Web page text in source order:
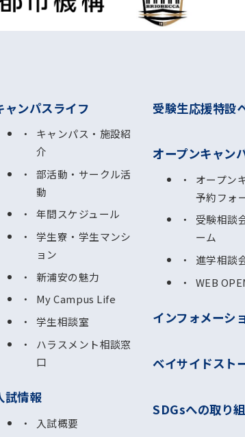
ャンパスライフ
キャンパス・施設紹
介
部活動・サークル活
動
年間スケジュール
学生寮・学生マンシ
ョン
新浦安の魅力
My Campus Life
学生相談室
ハラスメント相談窓
口
試情報
入試概要
受験生応援特設
オープンキャン
オープン
予約フォ
受験相談
ーム
進学相談
WEB
インフォメーシ
ベイサイドスト
SDGsへの取り